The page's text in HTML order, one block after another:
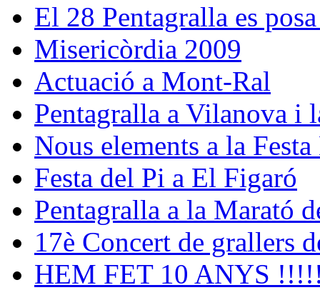
El 28 Pentagralla es
Misericòrdia 2009
Actuació a Mont-Ral
Pentagralla a Vilanova i
Nous elements a la
Festa del Pi a El Figaró
Pentagralla a la Marató
17è Concert de grallers
HEM FET 10 ANYS